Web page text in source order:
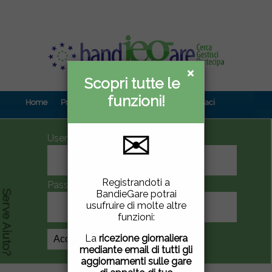
×
Informativa
privacy
Questo sito utilizza
cookie di terze parti per
migliorare la tua
esperienza di utilizzo. Se
vuoi saperne di più
qui .
Chiudendo questa
finestra, scorrendo questa
×
Scopri tutte le
funzioni!
✉
Registrandoti a
BandieGare potrai
usufruire di molte altre
funzioni:
La ricezione giornaliera
mediante email di tutti gli
aggiornamenti sulle gare
Home Prova gratuita Contenuti Contattaci
UserID
Password
Crea Account
Serve Aiuto?